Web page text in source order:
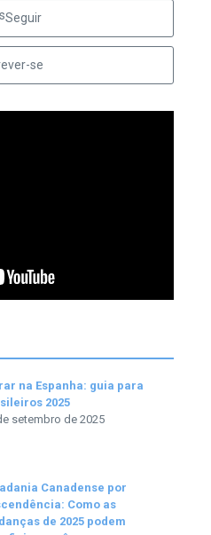
Seguir
se
na Espanha: guia para
2025
setembro de 2025
Canadense por
Como as
de 2025 podem